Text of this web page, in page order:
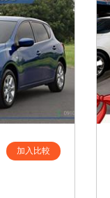
加入比較